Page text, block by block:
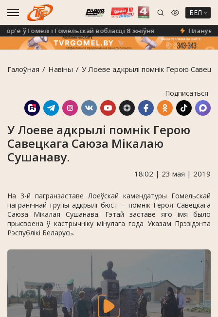
БЕЛ
ў Гомелі і Гомельскай вобласці 8 жніўня Плануеце
Галоўная Навiны У Лоеве адкрылі помнік Герою
Подписаться
У Лоеве адкрылі помнік Герою
Савецкага Саюза Мікалаю
Сушанаву.
18:02 | 23 мая | 2019
На 3-й пагранзаставе Лоеўскай камендатуры Гомельскай
пагранічнай групы адкрылі бюст – помнік Героя Савецкага
Саюза Мікалая Сушанава. Гэтай заставе яго імя было
прысвоена ў кастрычніку мінулага года Указам Прэзідэнта
Рэспублікі Беларусь.